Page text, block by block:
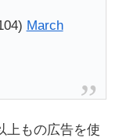
March
上もの広告を使